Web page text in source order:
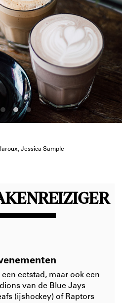
Jessica Sample
een eetstad, maar ook een
van de Blue Jays
(ijshockey) of Raptors